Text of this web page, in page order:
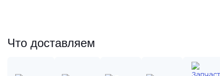
Что доставляем